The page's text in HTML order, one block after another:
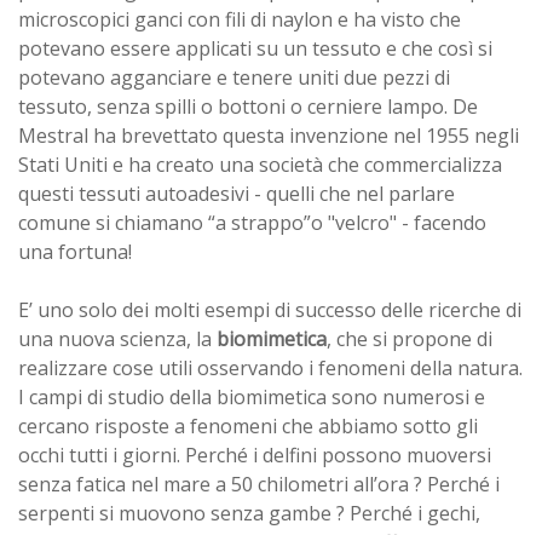
microscopici ganci con fili di naylon e ha visto che
potevano essere applicati su un tessuto e che così si
potevano agganciare e tenere uniti due pezzi di
tessuto, senza spilli o bottoni o cerniere lampo. De
Mestral ha brevettato questa invenzione nel 1955 negli
Stati Uniti e ha creato una società che commercializza
questi tessuti autoadesivi - quelli che nel parlare
comune si chiamano “a strappo”o "velcro" - facendo
una fortuna!
E’ uno solo dei molti esempi di successo delle ricerche di
una nuova scienza, la biomimetica, che si propone di
realizzare cose utili osservando i fenomeni della natura.
I campi di studio della biomimetica sono numerosi e
cercano risposte a fenomeni che abbiamo sotto gli
occhi tutti i giorni. Perché i delfini possono muoversi
senza fatica nel mare a 50 chilometri all’ora ? Perché i
serpenti si muovono senza gambe ? Perché i gechi,